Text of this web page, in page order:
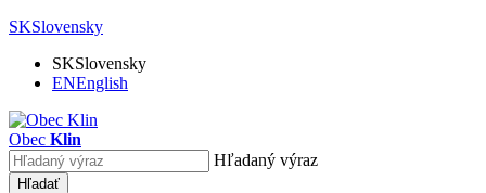
SKSlovensky
SKSlovensky
ENEnglish
Obec Klin
Hľadaný výraz
Hľadať